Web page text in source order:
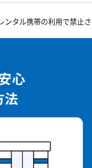
ンタル携帯の利用で禁止
心
法